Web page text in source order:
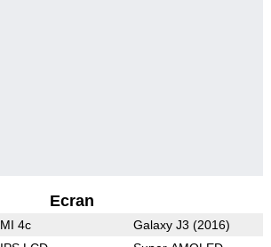
Ecran
MI 4c Galaxy J3 (2016)